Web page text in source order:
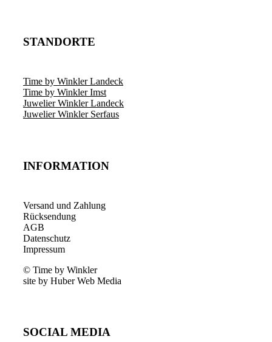
STANDORTE
Time by Winkler Landeck
Time by Winkler Imst
Juwelier Winkler Landeck
Juwelier Winkler Serfaus
INFORMATION
Versand und Zahlung
Rücksendung
AGB
Datenschutz
Impressum
© Time by Winkler
site by Huber Web Media
SOCIAL MEDIA